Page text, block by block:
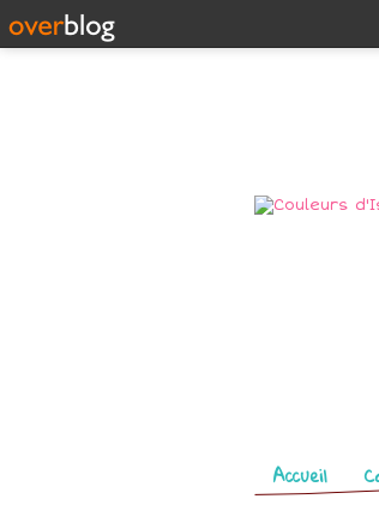
Pages
Accueil